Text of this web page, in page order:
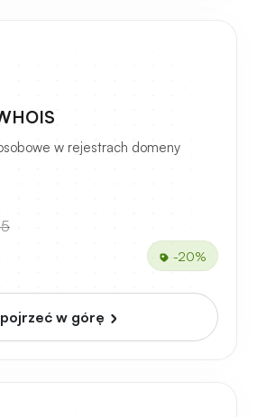
w rejestrach domeny
-20%
w górę